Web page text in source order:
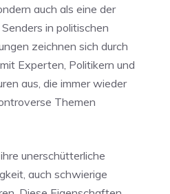
auch als eine der
in politischen
zeichnen sich durch
Experten, Politikern und
aus, die immer wieder
Themen
unerschütterliche
auch schwierige